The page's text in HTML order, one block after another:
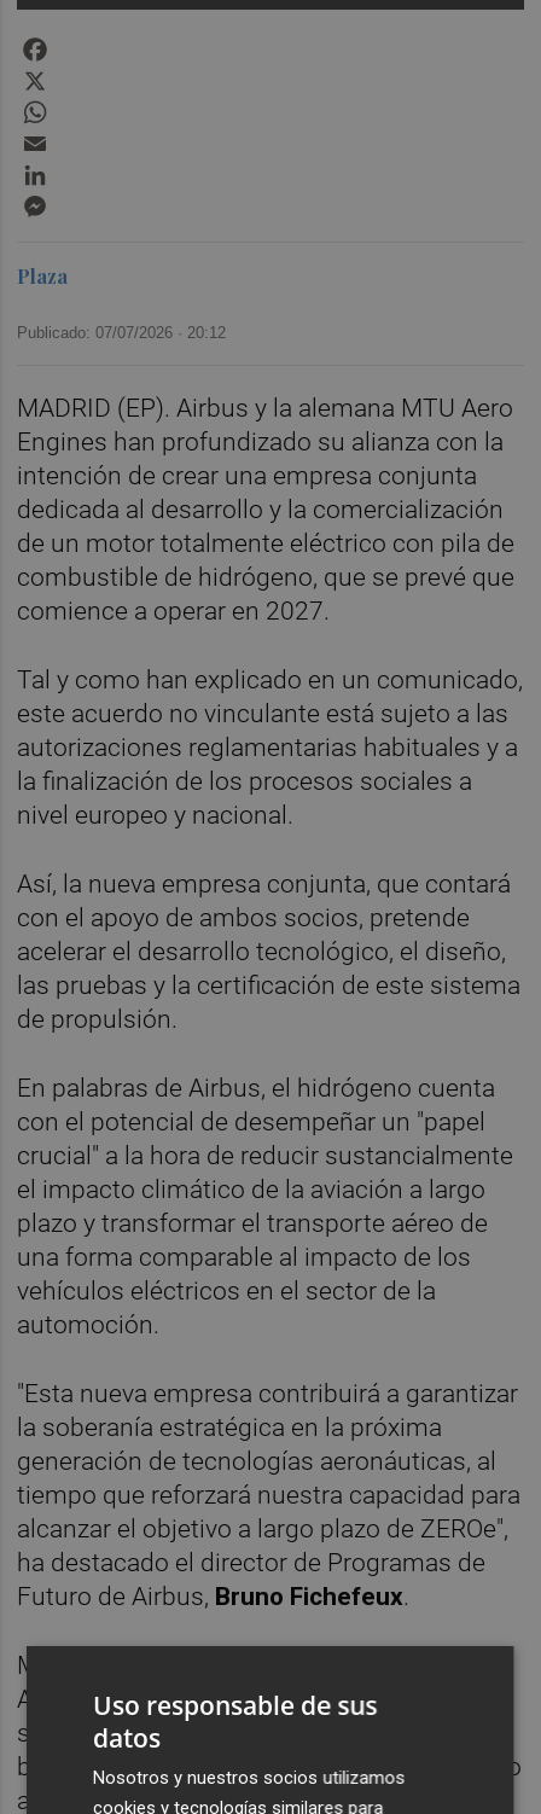
Plaza
Publicado: 07/07/2026 · 20:12
MADRID (EP). Airbus y la alemana MTU Aero
Engines han profundizado su alianza con la
intención de crear una empresa conjunta
dedicada al desarrollo y la comercialización
de un motor totalmente eléctrico con pila de
combustible de hidrógeno, que se prevé que
comience a operar en 2027.
Tal y como han explicado en un comunicado,
este acuerdo no vinculante está sujeto a las
autorizaciones reglamentarias habituales y a
la finalización de los procesos sociales a
nivel europeo y nacional.
Así, la nueva empresa conjunta, que contará
con el apoyo de ambos socios, pretende
acelerar el desarrollo tecnológico, el diseño,
las pruebas y la certificación de este sistema
de propulsión.
En palabras de Airbus, el hidrógeno cuenta
con el potencial de desempeñar un "papel
crucial" a la hora de reducir sustancialmente
el impacto climático de la aviación a largo
plazo y transformar el transporte aéreo de
una forma comparable al impacto de los
vehículos eléctricos en el sector de la
automoción.
"Esta nueva empresa contribuirá a garantizar
la soberanía estratégica en la próxima
generación de tecnologías aeronáuticas, al
tiempo que reforzará nuestra capacidad para
alcanzar el objetivo a largo plazo de ZEROe",
ha destacado el director de Programas de
Futuro de Airbus, Bruno Fichefeux.
Más allá de las tecnologías de los motores,
Airbus y MTU seguirán fomentando el
surgimiento de una economía de la aviación
basada en el hidrógeno y el marco normativo
asociado.
Uso responsable de sus
datos
Nosotros y nuestros socios utilizamos
cookies y tecnologías similares para